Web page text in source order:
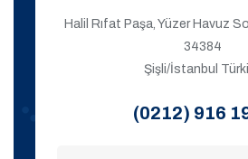
Halil Rıfat Paşa, Yüzer Havuz
34384
Şişli/İstanbul
(0212) 916